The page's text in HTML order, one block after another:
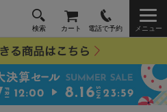
検索 カート 電話で予約 メニュー